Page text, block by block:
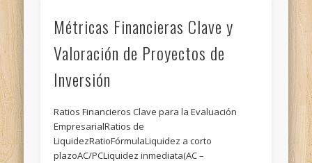
Métricas Financieras Clave y
Valoración de Proyectos de
Inversión
Ratios Financieros Clave para la Evaluación
EmpresarialRatios de
LiquidezRatioFórmulaLiquidez a corto
plazoAC/PCLiquidez inmediata(AC –